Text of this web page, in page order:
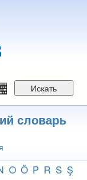
Искать
словарь
O Ö P R S Ş